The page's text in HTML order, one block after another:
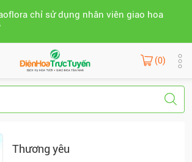
chỉ sử dụng nhân viên giao hoa
(0)
Thương yêu